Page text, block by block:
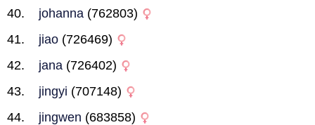
johanna (762803)
jiao (726469)
jana (726402)
jingyi (707148)
jingwen (683858)